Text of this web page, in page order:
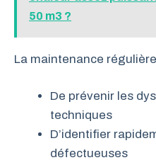
50 m3 ?
La maintenance
De prévenir les
techniques
D’identifier
défectueuses